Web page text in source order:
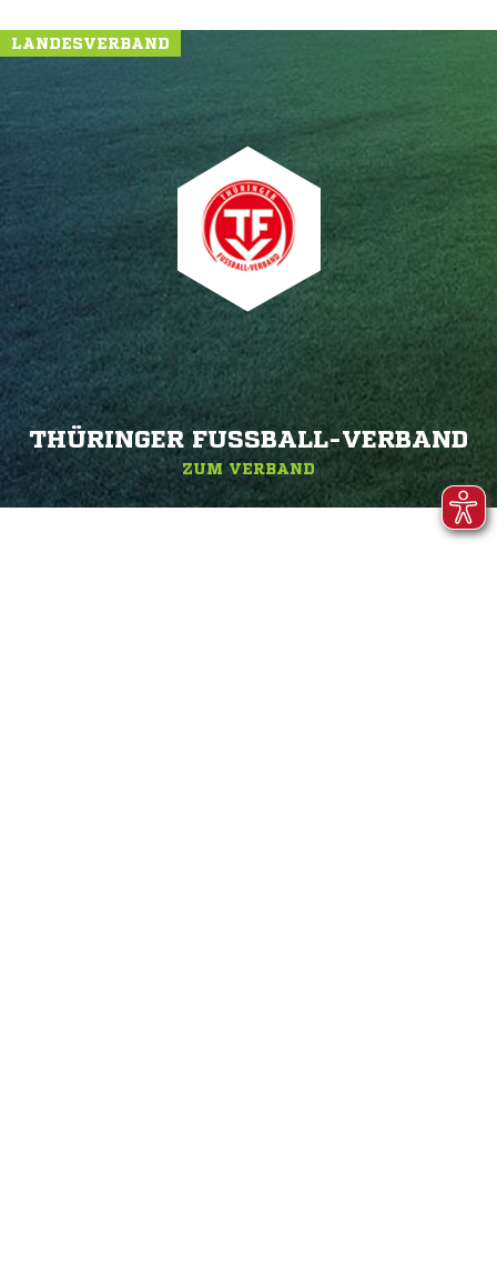
LANDESVERBAND
THÜRINGER FUSSBALL-VERBAND
ZUM VERBAND